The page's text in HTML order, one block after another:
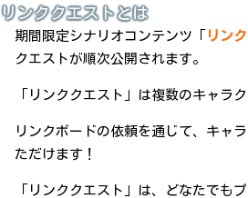
リンククエストとは
期間限定シナリオコンテンツ「 リン
クエストが順次公開されます。
「リンククエスト」は複数のキャラ
リンクボードの依頼を通じて、キャ
ただけます！
「リンククエスト」は、どなたでも